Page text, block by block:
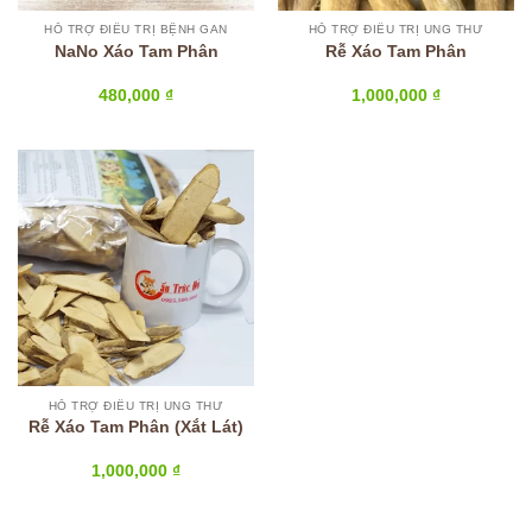
HỖ TRỢ ĐIỀU TRỊ BỆNH GAN
NaNo Xáo Tam Phân
480,000 ₫
HỖ TRỢ ĐIỀU TRỊ UNG THƯ
Rễ Xáo Tam Phân
1,000,000 ₫
HỖ TRỢ ĐIỀU TRỊ UNG THƯ
Rễ Xáo Tam Phân (Xắt Lát)
1,000,000 ₫